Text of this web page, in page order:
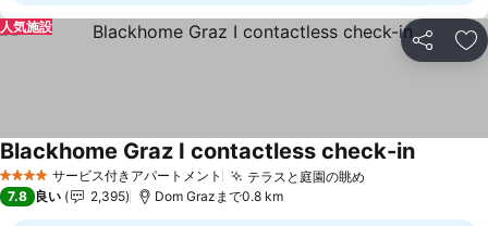
シェア お
人気施設
4 ホテルのランクサービス付きアパートメント テラスと庭園の眺め
Blackhome Graz I contactless check-in
7.8 良い 2,395 Dom Grazまで0.8 km